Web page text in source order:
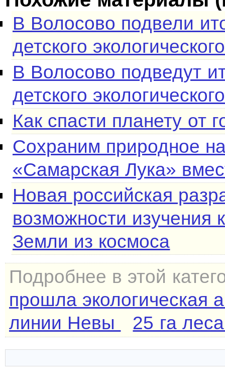
В Волосово подвели
детского
В Волосово подведут
детского
Как спасти планету от
Сохраним природное
«Самарская Лука»
Новая российская
возможности изучения
Земли из космоса
Подробнее в этой
прошла экологическая
линии Невы
25 га